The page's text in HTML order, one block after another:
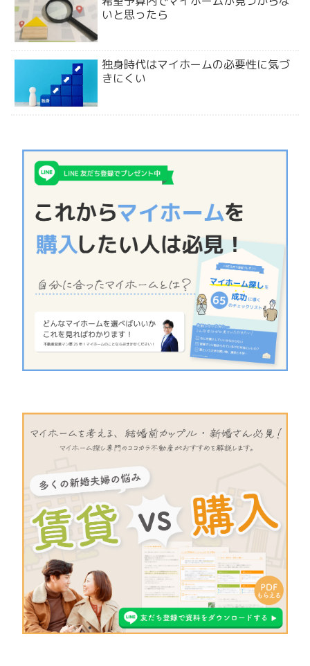
いと思ったら
独身時代はマイホームの必要性に気づ
きにくい